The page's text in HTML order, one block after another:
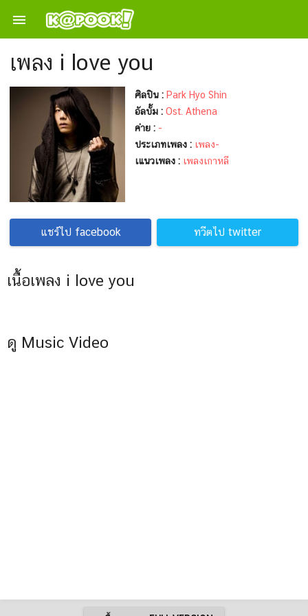

เพลง i love you
ศิลปิน : Park Hyo Shin
อัลบั้ม : Ost. Athena
ค่าย : -
ประเภทเพลง : เพลง-
เแนวเพลง : เพลงเกาหลี
แชร์ไป facebook ทวีตไป twitter
เนื้อเพลง i love you
ดู Music Video